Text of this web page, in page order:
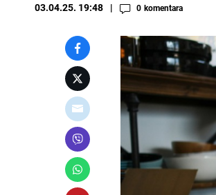
03.04.25. 19:48 0 komentara